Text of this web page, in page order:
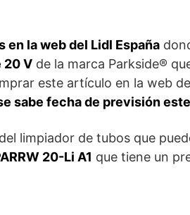
en la web del Lidl España
20 V de la marca Parkside®
este artículo en la web
sabe fecha de previsión
limpiador de tubos que
20-Li A1 que tiene un